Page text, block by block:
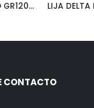
LIJA DELTA BLANCO GR120 P/BARNIZ-PINTURA (10PZ)
CONTACTO